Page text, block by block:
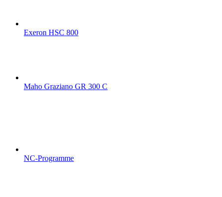
Exeron HSC 800
Maho Graziano GR 300 C
NC-Programme